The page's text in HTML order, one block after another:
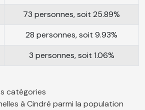
73 personnes, soit 25.89%
28 personnes, soit 9.93%
3 personnes, soit 1.06%
catégories
à Cindré parmi la population